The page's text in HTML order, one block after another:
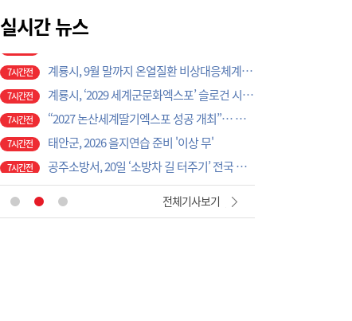
실시간 뉴스
7시간전
7시간전
7시간전 “2027 논산세계딸기엑스포 성공 개최”… 지역 단체·기업 응원 열기 ‘후끈’
7시간전 태안군, 2026 을지연습 준비 '이상 무'
7시간전
7시간전
3시간전 [현장에서 만난 사람]세계 최대 반도체 공정 장비 제조 기업 ASML 한종호 매니저
4시간전 대전교육청 교육국장에 명달호… 9월 1일자 181명 인사
전체기사보기